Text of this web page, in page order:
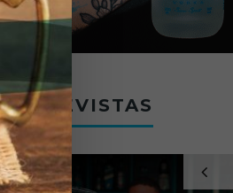
ENTREVISTAS